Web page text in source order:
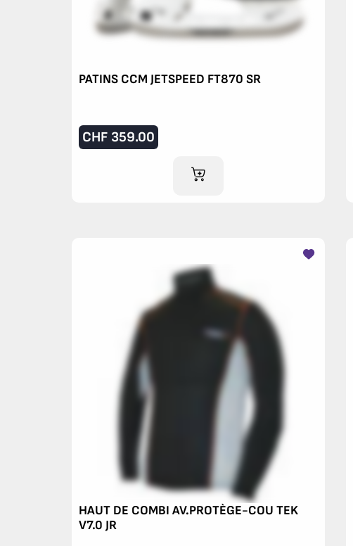
PATINS CCM JETSPEED FT870 SR
CHF 359.00
AJOUTER AU PANIER
HAUT DE COMBI AV.PROTÈGE-COU TEK
V7.0 JR